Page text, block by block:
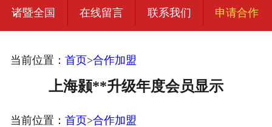
宜荣智联
诸暨全国 在线留言 联系我们 申请合作
当前位置： 首页>合作加盟
上海颢**升级年度会员显示
当前位置： 首页>合作加盟